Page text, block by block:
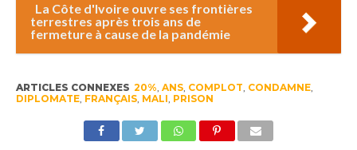
La Côte d'Ivoire ouvre ses frontières
terrestres après trois ans de
fermeture à cause de la pandémie
ARTICLES CONNEXES 20%, ANS, COMPLOT, CONDAMNE,
DIPLOMATE, FRANÇAIS, MALI, PRISON